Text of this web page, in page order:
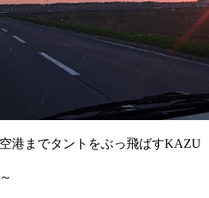
港までタントをぶっ飛ばすKAZU